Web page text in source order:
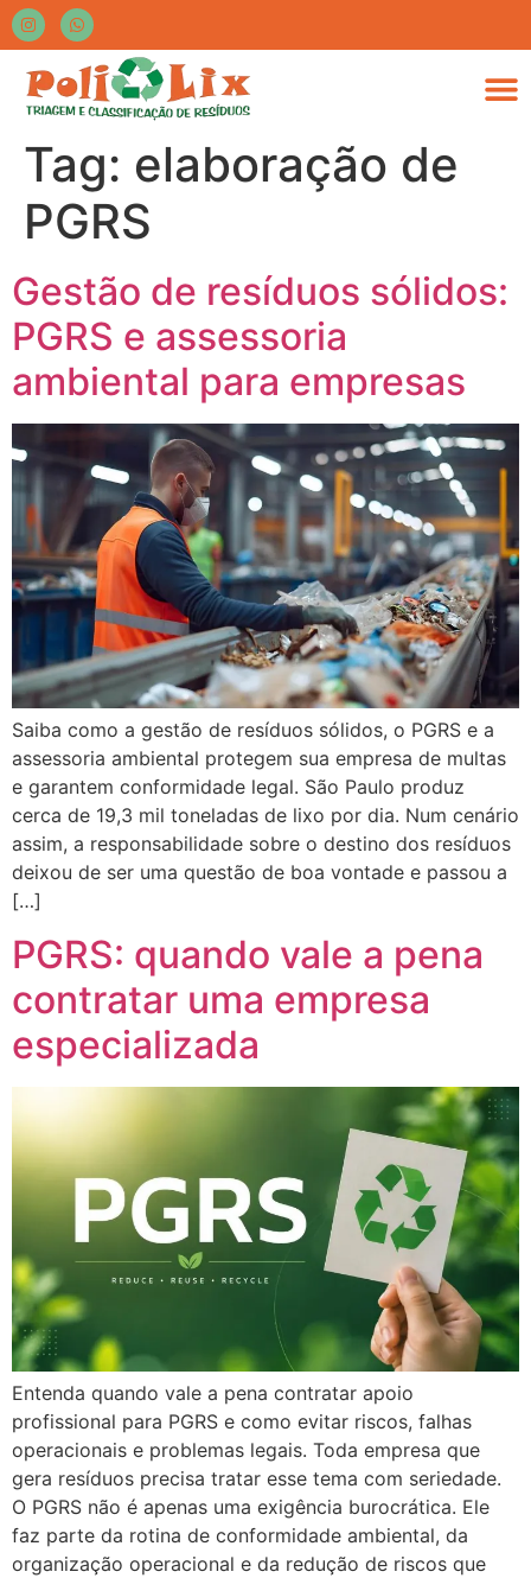
Tag: elaboração de
PGRS
Gestão de resíduos sólidos:
PGRS e assessoria
ambiental para empresas
Saiba como a gestão de resíduos sólidos, o PGRS e a
assessoria ambiental protegem sua empresa de multas
e garantem conformidade legal. São Paulo produz
cerca de 19,3 mil toneladas de lixo por dia. Num cenário
assim, a responsabilidade sobre o destino dos resíduos
deixou de ser uma questão de boa vontade e passou a
[…]
PGRS: quando vale a pena
contratar uma empresa
especializada
Entenda quando vale a pena contratar apoio
profissional para PGRS e como evitar riscos, falhas
operacionais e problemas legais. Toda empresa que
gera resíduos precisa tratar esse tema com seriedade.
O PGRS não é apenas uma exigência burocrática. Ele
faz parte da rotina de conformidade ambiental, da
organização operacional e da redução de riscos que